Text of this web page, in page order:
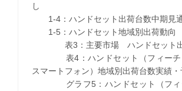
し
1-4：ハンドセット出荷台数中期見
1-5：ハンドセット地域別出荷動向
表3：主要市場 ハンドセット出
表4：ハンドセット（フィーチ
スマートフォン）地域別出荷台数実績・
グラフ5：ハンドセット（フィ